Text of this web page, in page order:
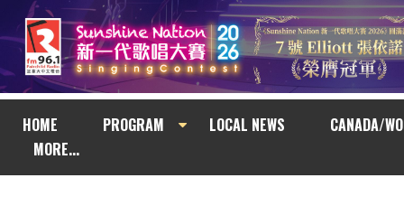
HOME PROGRAM LOCAL NEWS
CANADA/
MORE...